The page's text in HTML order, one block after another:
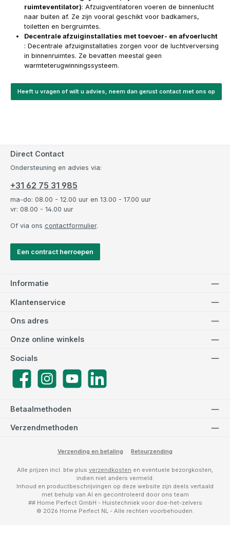
ruimteventilator): Afzuigventilatoren voeren de binnenlucht
naar buiten af. Ze zijn vooral geschikt voor badkamers,
toiletten en bergruimtes.
Decentrale afzuiginstallaties met toevoer- en afvoerlucht
: Decentrale afzuiginstallaties zorgen voor de luchtverversing
in binnenruimtes. Ze bevatten meestal geen
warmteterugwinningssysteem.
Heeft u vragen of wilt u advies, neem dan gerust contact met ons op
Direct Contact
Ondersteuning en advies via:
+31 62 75 31 985
ma-do: 08.00 - 12.00 uur en 13.00 - 17.00 uur
vr: 08.00 - 14.00 uur
Of via ons contactformulier.
Een contract herroepen
Informatie
Klantenservice
Betaalmethoden
Verzendmethoden
Ons adres
Socials
FacebookInstagramYouTube
Onze online winkels
Verzending en betaling Retourzending
Alle prijzen incl. btw plus verzendkosten en eventuele bezorgkosten,
indien niet anders vermeld.
Inhoud en productbeschrijvingen op deze website zijn deels vertaald
met behulp van AI en gecontroleerd door ons team
## Home Perfect GmbH - Huistechniek voor doe-het-zelvers
© 2026 Home Perfect NL - Alle rechten voorbehouden.